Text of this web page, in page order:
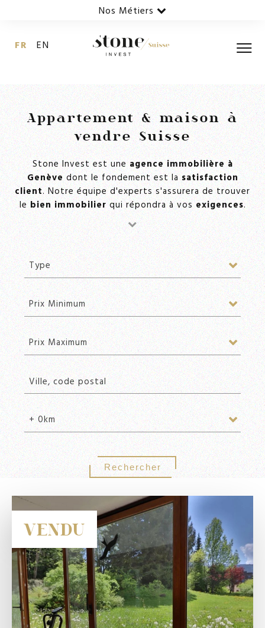
Nos Métiers
FR EN
Appartement & maison à
vendre Suisse
Stone Invest est uneagence immobilière à
Genèvedont le fondement est lasatisfaction
client. Notre équipe d'experts s'assurera de trouver
lebien immobilierqui répondra à vosexigences.
Type
Prix Minimum
Prix Maximum
+ 0km
Rechercher
VENDU